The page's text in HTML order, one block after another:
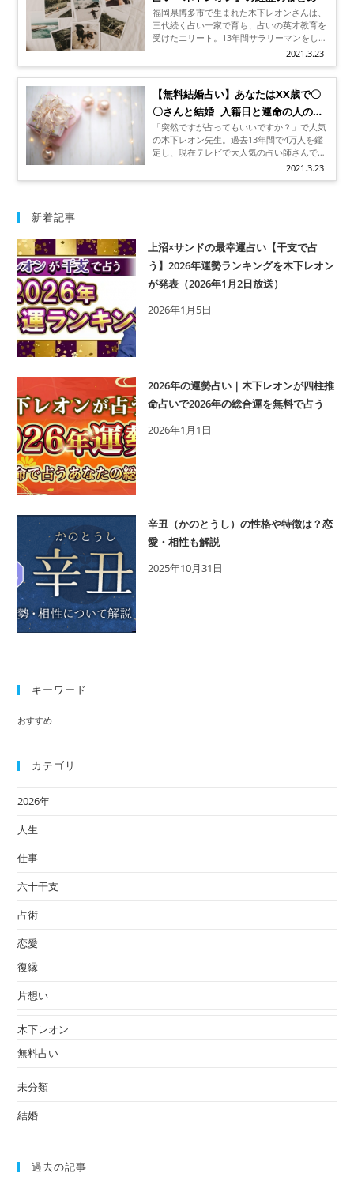
2021.3.23
福岡県博多市で生まれた木下レオンさんは、
三代続く占い一家で育ち、占いの英才教育を
受けたエリート。13年間サラリーマンをした
後にレストランを経営し、そこでお客さんに
無料占いを始めたことから、よく当たる占い
師として有名に！たくさんの人を占い、占い
の精度を上げてきたレオンさん。「突然です
が占ってもいいですか」というテレビ番組で
ブレイクし、一躍有名人の仲間入りを果たし
ます。
【無料結婚占い】あなたはXX歳で〇
〇さんと結婚│入籍日と運命の人の特
徴
2021.3.23
「突然ですが占ってもいいですか？」で人気
の木下レオン先生。過去13年間で4万人を鑑
定し、現在テレビで大人気の占い師さんで
新着記事
上沼×サンドの最幸運占い【干支で占
う】2026年運勢ランキングを木下レオン
が発表（2026年1月2日放送）
2026年1月5日
2026年の運勢占い｜木下レオンが四柱推
命占いで2026年の総合運を無料で占う
2026年1月1日
辛丑（かのとうし）の性格や特徴は？恋
愛・相性も解説
2025年10月31日
キーワード
おすすめ
カテゴリ
2026年
人生
仕事
六十干支
占術
恋愛
復縁
片想い
木下レオン
無料占い
未分類
結婚
過去の記事